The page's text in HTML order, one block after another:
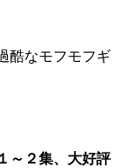
酷なモフモフギ
～２集、大好評